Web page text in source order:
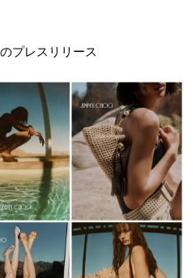
プレスリリース